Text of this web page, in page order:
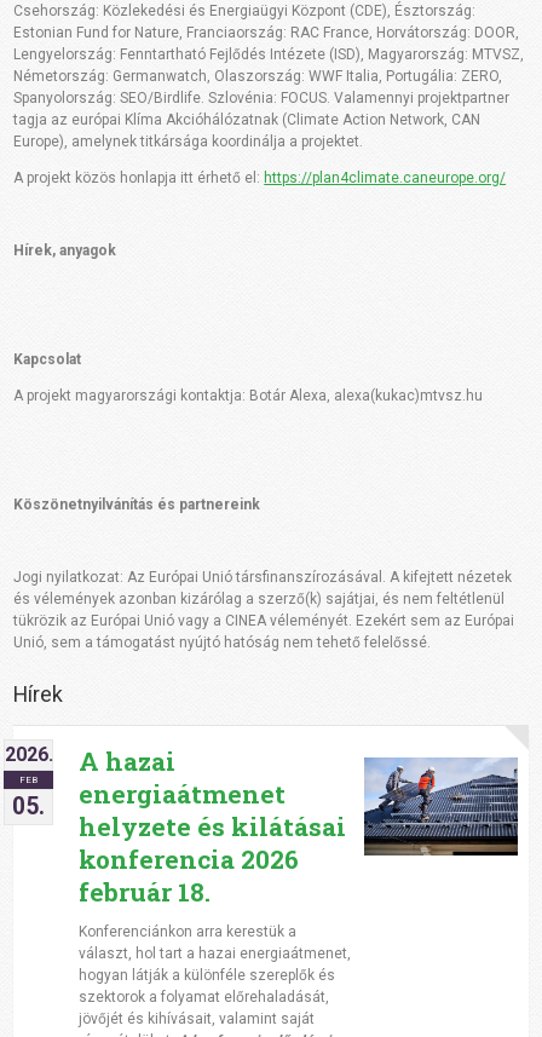
Csehország: Közlekedési és Energiaügyi Központ (CDE), Észtország:
Estonian Fund for Nature, Franciaország: RAC France, Horvátország: DOOR,
Lengyelország: Fenntartható Fejlődés Intézete (ISD), Magyarország: MTVSZ,
Németország: Germanwatch, Olaszország: WWF Italia, Portugália: ZERO,
Spanyolország: SEO/Birdlife. Szlovénia: FOCUS. Valamennyi projektpartner
tagja az európai Klíma Akcióhálózatnak (Climate Action Network, CAN
Europe), amelynek titkársága koordinálja a projektet.
A projekt közös honlapja itt érhető el: https://plan4climate.caneurope.org/
Hírek, anyagok
Kapcsolat
A projekt magyarországi kontaktja: Botár Alexa, alexa(kukac)mtvsz.hu
Köszönetnyilvánítás és partnereink
Jogi nyilatkozat: Az Európai Unió társfinanszírozásával. A kifejtett nézetek
és vélemények azonban kizárólag a szerző(k) sajátjai, és nem feltétlenül
tükrözik az Európai Unió vagy a CINEA véleményét. Ezekért sem az Európai
Unió, sem a támogatást nyújtó hatóság nem tehető felelőssé.
Hírek
2026.
FEB
05.
A hazai
energiaátmenet
helyzete és kilátásai
konferencia 2026
február 18.
Konferenciánkon arra kerestük a
választ, hol tart a hazai energiaátmenet,
hogyan látják a különféle szereplők és
szektorok a folyamat előrehaladását,
jövőjét és kihívásait, valamint saját